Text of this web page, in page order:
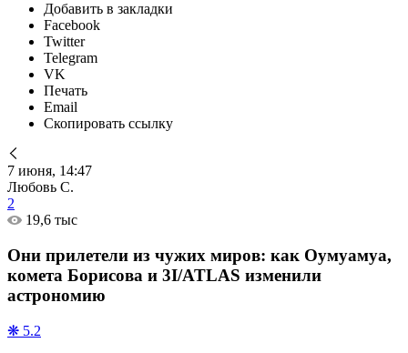
Добавить в закладки
Facebook
Twitter
Telegram
VK
Печать
Email
Скопировать ссылку
7 июня, 14:47
Любовь С.
2
19,6 тыс
Они прилетели из чужих миров: как Оумуамуа,
комета Борисова и 3I/ATLAS изменили
астрономию
❋ 5.2